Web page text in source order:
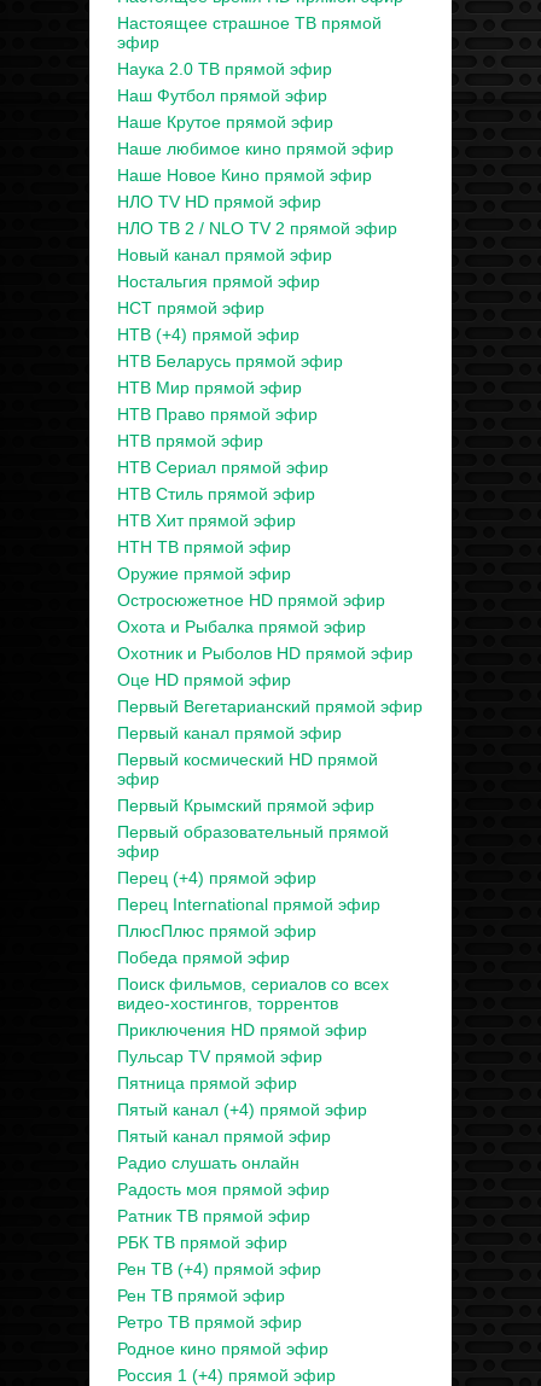
Настоящее страшное ТВ прямой
эфир
Наука 2.0 ТВ прямой эфир
Наш Футбол прямой эфир
Наше Крутое прямой эфир
Наше любимое кино прямой эфир
Наше Новое Кино прямой эфир
НЛО TV HD прямой эфир
НЛО ТВ 2 / NLO TV 2 прямой эфир
Новый канал прямой эфир
Ностальгия прямой эфир
НСТ прямой эфир
НТВ (+4) прямой эфир
НТВ Беларусь прямой эфир
НТВ Мир прямой эфир
НТВ Право прямой эфир
НТВ прямой эфир
НТВ Сериал прямой эфир
НТВ Стиль прямой эфир
НТВ Хит прямой эфир
НТН ТВ прямой эфир
Оружие прямой эфир
Остросюжетное HD прямой эфир
Охота и Рыбалка прямой эфир
Охотник и Рыболов HD прямой эфир
Оце HD прямой эфир
Первый Вегетарианский прямой эфир
Первый канал прямой эфир
Первый космический HD прямой
эфир
Первый Крымский прямой эфир
Первый образовательный прямой
эфир
Перец (+4) прямой эфир
Перец International прямой эфир
ПлюсПлюс прямой эфир
Победа прямой эфир
Поиск фильмов, сериалов со всех
видео-хостингов, торрентов
Приключения HD прямой эфир
Пульсар TV прямой эфир
Пятница прямой эфир
Пятый канал (+4) прямой эфир
Пятый канал прямой эфир
Радио слушать онлайн
Радость моя прямой эфир
Ратник ТВ прямой эфир
РБК ТВ прямой эфир
Рен ТВ (+4) прямой эфир
Рен ТВ прямой эфир
Ретро ТВ прямой эфир
Родное кино прямой эфир
Россия 1 (+4) прямой эфир